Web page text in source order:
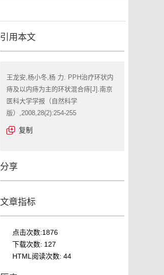
引用本文
王龙安,杨小冬,杨 力. PPH治疗环状内
痔及以内痔为主的环状混合痔[J].南京
医科大学学报（自然科学
版）,2008,28(2):254-255
复制
分享
文章指标
点击次数:1876
下载次数: 127
HTML阅读次数: 44